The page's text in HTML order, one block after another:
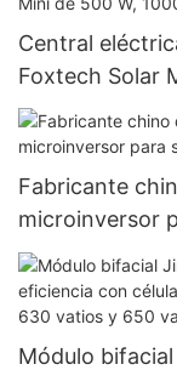
Central
Foxtech Solar
Fabricante
microinversor
Módulo